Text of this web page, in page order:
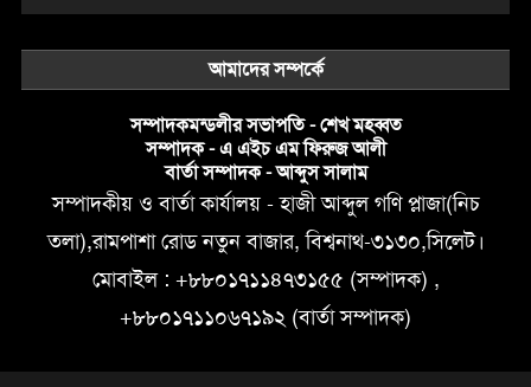
আমাদের সম্পর্কে
সম্পাদকমন্ডলীর সভাপতি - শেখ মহব্বত
সম্পাদক - এ এইচ এম ফিরুজ আলী
বার্তা সম্পাদক - আব্দুস সালাম
সম্পাদকীয় ও বার্তা কার্যালয় - হাজী আব্দুল গণি প্লাজা(নিচ
তলা),রামপাশা রোড নতুন বাজার, বিশ্বনাথ-৩১৩০,সিলেট।
মোবাইল : +৮৮০১৭১১৪৭৩১৫৫ (সম্পাদক) ,
+৮৮০১৭১১০৬৭১৯২ (বার্তা সম্পাদক)